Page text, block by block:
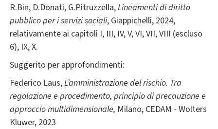
R.Bin, D.Donati, G.Pitruzzella,Lineamenti di diritto
pubblico per i servizi sociali, Giappichelli, 2024,
relativamente ai capitoli I, III, IV, V, VI, VII, VIII (escluso
6), IX, X.
Suggerito per approfondimenti:
Federico Laus,L’amministrazione del rischio. Tra
regolazione e procedimento, principio di precauzione e
approccio multidimensionale, Milano, CEDAM - Wolters
Kluwer, 2023